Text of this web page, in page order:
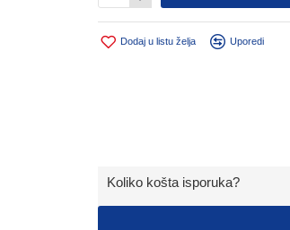
Dodaj u listu želja Uporedi
Koliko košta isporuka?